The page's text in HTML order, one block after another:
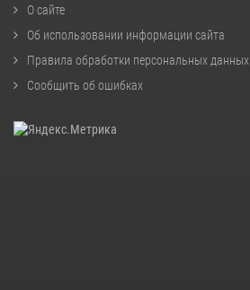
О сайте
Об использовании информации сайта
Правила обработки персональных данных
Сообщить об ошибках